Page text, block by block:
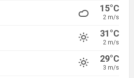
15°C
2 m/s
31°C
2 m/s
29°C
3 m/s